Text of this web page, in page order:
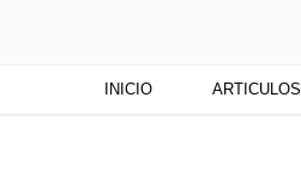
INICIO ARTICULOS